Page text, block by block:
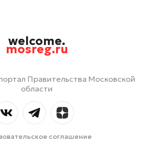
welcome.
mosreg.ru
Правительства Московской
области
соглашение